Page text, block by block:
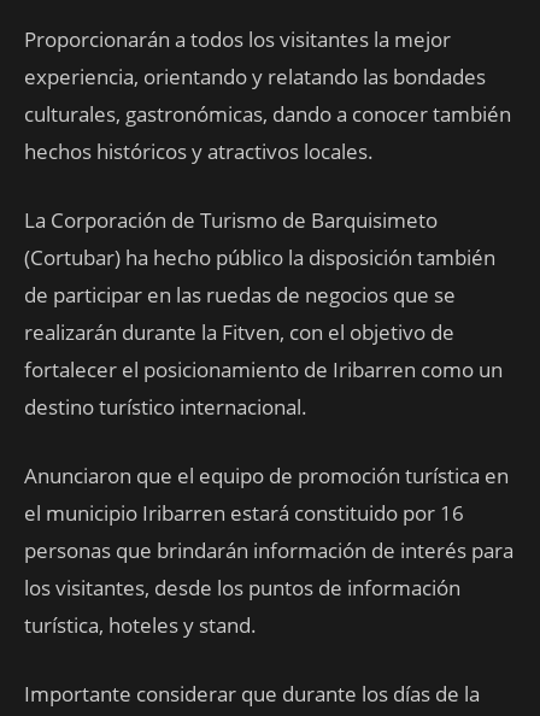
Proporcionarán a todos los visitantes la mejor
experiencia, orientando y relatando las bondades
culturales, gastronómicas, dando a conocer también
hechos históricos y atractivos locales.
La Corporación de Turismo de Barquisimeto
(Cortubar) ha hecho público la disposición también
de participar en las ruedas de negocios que se
realizarán durante la Fitven, con el objetivo de
fortalecer el posicionamiento de Iribarren como un
destino turístico internacional.
Anunciaron que el equipo de promoción turística en
el municipio Iribarren estará constituido por 16
personas que brindarán información de interés para
los visitantes, desde los puntos de información
turística, hoteles y stand.
Importante considerar que durante los días de la